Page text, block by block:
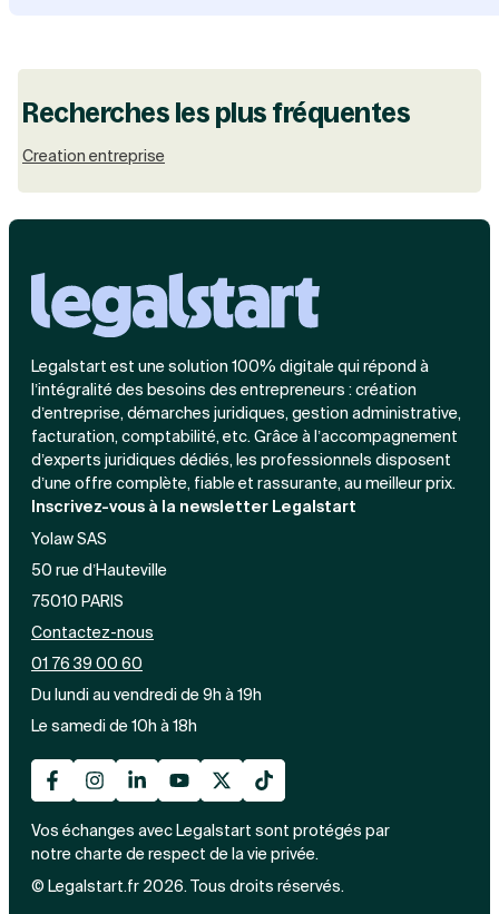
Recherches les plus fréquentes
Creation entreprise
Legalstart est une solution 100% digitale qui répond à
l’intégralité des besoins des entrepreneurs : création
d’entreprise, démarches juridiques, gestion administrative,
facturation, comptabilité, etc. Grâce à l’accompagnement
d’experts juridiques dédiés, les professionnels disposent
d’une offre complète, fiable et rassurante, au meilleur prix.
Inscrivez-vous à la newsletter Legalstart
Yolaw SAS
50 rue d’Hauteville
75010 PARIS
Contactez-nous
01 76 39 00 60
Du lundi au vendredi de 9h à 19h
Le samedi de 10h à 18h
Vos échanges avec Legalstart sont protégés par
notre charte de respect de la vie privée.
© Legalstart.fr 2026. Tous droits réservés.